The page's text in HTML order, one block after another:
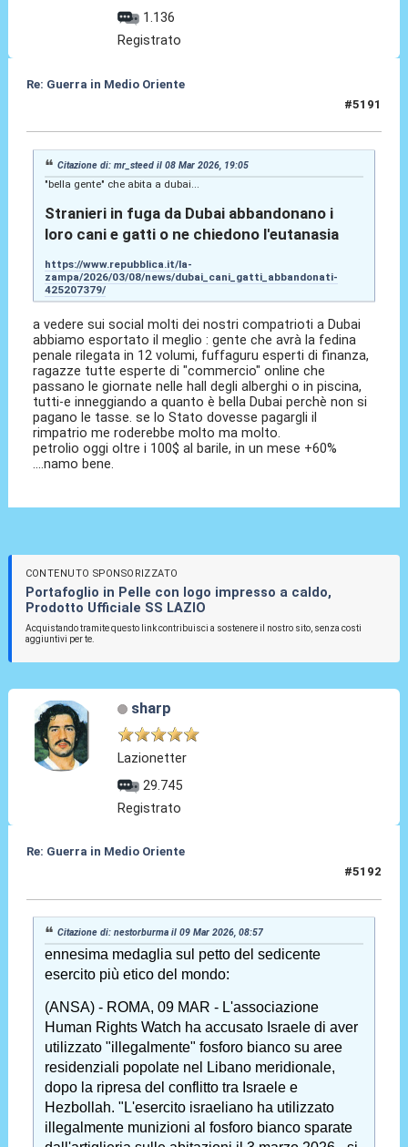
1.136
Registrato
Re: Guerra in Medio Oriente
#5191
Citazione di: mr_steed il 08 Mar 2026, 19:05
"bella gente" che abita a dubai...
Stranieri in fuga da Dubai abbandonano i
loro cani e gatti o ne chiedono l'eutanasia
https://www.repubblica.it/la-
zampa/2026/03/08/news/dubai_cani_gatti_abbandonati-
425207379/
a vedere sui social molti dei nostri compatrioti a Dubai
abbiamo esportato il meglio : gente che avrà la fedina
penale rilegata in 12 volumi, fuffaguru esperti di finanza,
ragazze tutte esperte di "commercio" online che
passano le giornate nelle hall degli alberghi o in piscina,
tutti-e inneggiando a quanto è bella Dubai perchè non si
pagano le tasse. se lo Stato dovesse pagargli il
rimpatrio me roderebbe molto ma molto.
petrolio oggi oltre i 100$ al barile, in un mese +60%
....namo bene.
CONTENUTO SPONSORIZZATO
Portafoglio in Pelle con logo impresso a caldo,
Prodotto Ufficiale SS LAZIO
Acquistando tramite questo link contribuisci a sostenere il nostro sito, senza costi
aggiuntivi per te.
sharp
Lazionetter
29.745
Registrato
Re: Guerra in Medio Oriente
#5192
Citazione di: nestorburma il 09 Mar 2026, 08:57
ennesima medaglia sul petto del sedicente
esercito più etico del mondo:
(ANSA) - ROMA, 09 MAR - L'associazione
Human Rights Watch ha accusato Israele di aver
utilizzato "illegalmente" fosforo bianco su aree
residenziali popolate nel Libano meridionale,
dopo la ripresa del conflitto tra Israele e
Hezbollah. "L'esercito israeliano ha utilizzato
illegalmente munizioni al fosforo bianco sparate